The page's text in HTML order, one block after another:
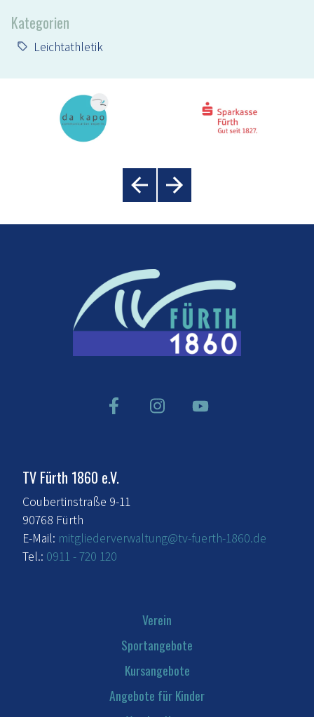
Kategorien
Leichtathletik
TV Fürth 1860 e.V.
Coubertinstraße 9-11
90768 Fürth
E-Mail: mitgliederverwaltung@tv-fuerth-1860.de
Tel.: 0911 - 720 120
Verein
Sportangebote
Kursangebote
Angebote für Kinder